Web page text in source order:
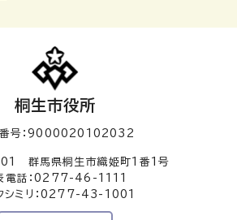
桐生市役所
番号：9000020102032
群馬県桐生市織姫町1番1号
電話：0277-46-1111
シミリ：0277-43-1001